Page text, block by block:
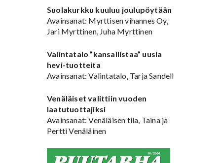
Suolakurkku kuuluu joulupöytään
Avainsanat: Myrttisen vihannes Oy,
Jari Myrttinen, Juha Myrttinen
Valintatalo ”kansallistaa” uusia
hevi-tuotteita
Avainsanat: Valintatalo, Tarja Sandell
Venäläiset valittiin vuoden
laatutuottajiksi
Avainsanat: Venäläisen tila, Taina ja
Pertti Venäläinen